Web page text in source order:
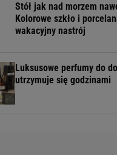
Stół jak nad morzem
Kolorowe szkło i
wakacyjny nastrój
Luksusowe perfumy do
utrzymuje się godzinami